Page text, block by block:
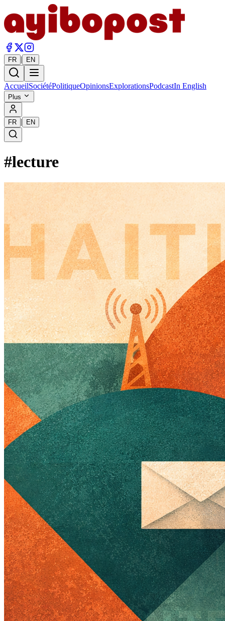
FR | EN
AccueilSociétéPolitiqueOpinionsExplorationsPodcastIn English
Plus
FR | EN
#lecture